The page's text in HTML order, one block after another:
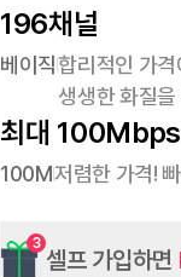
196채널
베이직합리적인 가
생생한 화질
최대
100M저렴한 가격!
3
셀프 가입하면